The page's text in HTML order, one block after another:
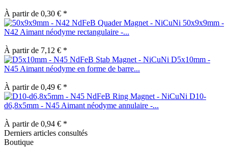
À partir de 0,30 € *
50x9x9mm -
N42 Aimant néodyme rectangulaire -...
À partir de 7,12 € *
D5x10mm -
N45 Aimant néodyme en forme de barre...
À partir de 0,49 € *
D10-
d6,8x5mm - N45 Aimant néodyme annulaire -...
À partir de 0,94 € *
Derniers articles consultés
Boutique